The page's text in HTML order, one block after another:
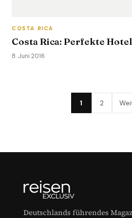
COSTA RICA
Costa Rica: Perfekte
8. Juni 2016
1 2
Deutschlands führendes